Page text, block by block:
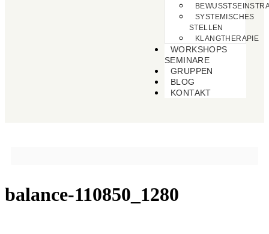
SYSTEMISCHES
STELLEN
KLANGTHERAPIE
WORKSHOPS
SEMINARE
GRUPPEN
BLOG
KONTAKT
balance-110850_1280